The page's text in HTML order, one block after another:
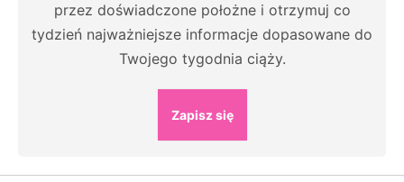
przez doświadczone położne i otrzymuj co
tydzień najważniejsze informacje dopasowane do
Twojego tygodnia ciąży.
Zapisz się